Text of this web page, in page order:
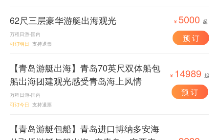
62尺三层豪华游艇出海观光
万程日游-国内
可订明日 支持退票
¥ 5000 起
预 订
【青岛游艇出海】青岛70英尺双体船包
船出海团建观光感受青岛海上风情
万程日游-国内
可订今日 支持退票
¥ 14989 起
预 订
【青岛游艇包船】青岛进口博纳多安海